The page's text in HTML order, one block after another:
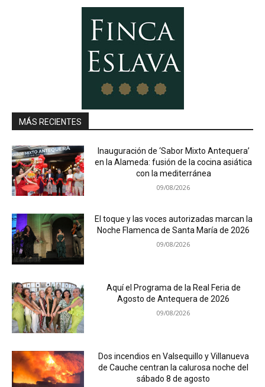
MÁS RECIENTES
Inauguración de ‘Sabor Mixto Antequera’
en la Alameda: fusión de la cocina asiática
con la mediterránea
09/08/2026
El toque y las voces autorizadas marcan la
Noche Flamenca de Santa María de 2026
09/08/2026
Aquí el Programa de la Real Feria de
Agosto de Antequera de 2026
09/08/2026
Dos incendios en Valsequillo y Villanueva
de Cauche centran la calurosa noche del
sábado 8 de agosto